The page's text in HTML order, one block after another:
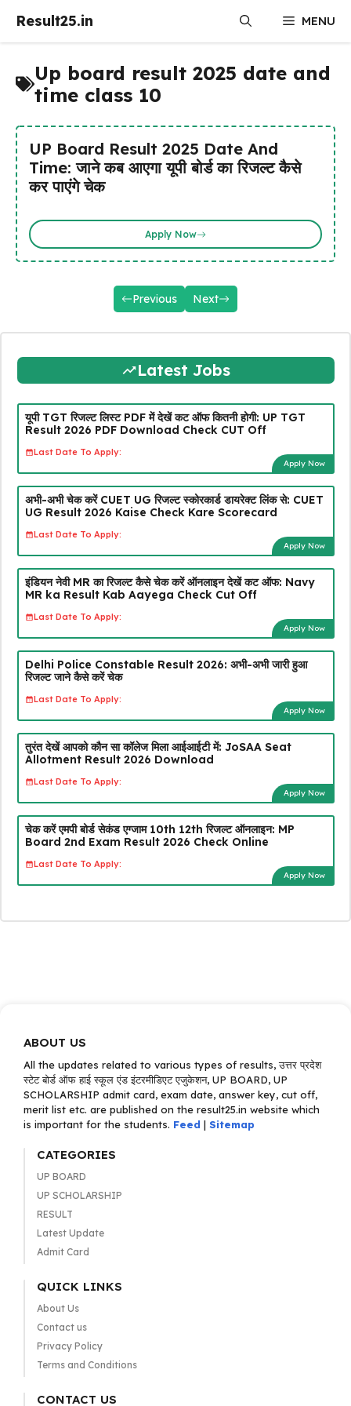
Result25.in MENU
Up board result 2025 date and
time class 10
UP Board Result 2025 Date And
Time: जाने कब आएगा यूपी बोर्ड का रिजल्ट कैसे
कर पाएंगे चेक
Apply Now
Previous Next
Latest Jobs
यूपी TGT रिजल्ट लिस्ट PDF में देखें कट ऑफ कितनी होगी: UP TGT
Result 2026 PDF Download Check CUT Off
Last Date To Apply:
Apply Now
अभी-अभी चेक करें CUET UG रिजल्ट स्कोरकार्ड डायरेक्ट लिंक से: CUET
UG Result 2026 Kaise Check Kare Scorecard
Last Date To Apply:
Apply Now
इंडियन नेवी MR का रिजल्ट कैसे चेक करें ऑनलाइन देखें कट ऑफ: Navy
MR ka Result Kab Aayega Check Cut Off
Last Date To Apply:
Apply Now
Delhi Police Constable Result 2026: अभी-अभी जारी हुआ
रिजल्ट जाने कैसे करें चेक
Last Date To Apply:
Apply Now
तुरंत देखें आपको कौन सा कॉलेज मिला आईआईटी में: JoSAA Seat
Allotment Result 2026 Download
Last Date To Apply:
Apply Now
चेक करें एमपी बोर्ड सेकंड एग्जाम 10th 12th रिजल्ट ऑनलाइन: MP
Board 2nd Exam Result 2026 Check Online
Last Date To Apply:
Apply Now
ABOUT US
All the updates related to various types of results, उत्तर प्रदेश
स्टेट बोर्ड ऑफ हाई स्कूल एंड इंटरमीडिएट एजुकेशन, UP BOARD, UP
SCHOLARSHIP admit card, exam date, answer key, cut off,
merit list etc. are published on the result25.in website which
is important for the students. Feed | Sitemap
CATEGORIES
UP BOARD
UP SCHOLARSHIP
RESULT
Latest Update
Admit Card
QUICK LINKS
About Us
Contact us
Privacy Policy
Terms and Conditions
CONTACT US